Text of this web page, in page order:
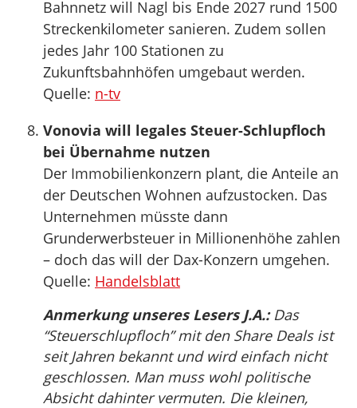
Bahnnetz will Nagl bis Ende 2027 rund 1500
Streckenkilometer sanieren. Zudem sollen
jedes Jahr 100 Stationen zu
Zukunftsbahnhöfen umgebaut werden.
Quelle: n-tv
Vonovia will legales Steuer-Schlupfloch
bei Übernahme nutzen
Der Immobilienkonzern plant, die Anteile an
der Deutschen Wohnen aufzustocken. Das
Unternehmen müsste dann
Grunderwerbsteuer in Millionenhöhe zahlen
– doch das will der Dax-Konzern umgehen.
Quelle: Handelsblatt
Anmerkung unseres Lesers J.A.:Das
“Steuerschlupfloch” mit den Share Deals ist
seit Jahren bekannt und wird einfach nicht
geschlossen. Man muss wohl politische
Absicht dahinter vermuten. Die kleinen,